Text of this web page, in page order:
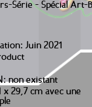
Série - Spécial Art-
Juin 2021
non existant
29,7 cm avec une